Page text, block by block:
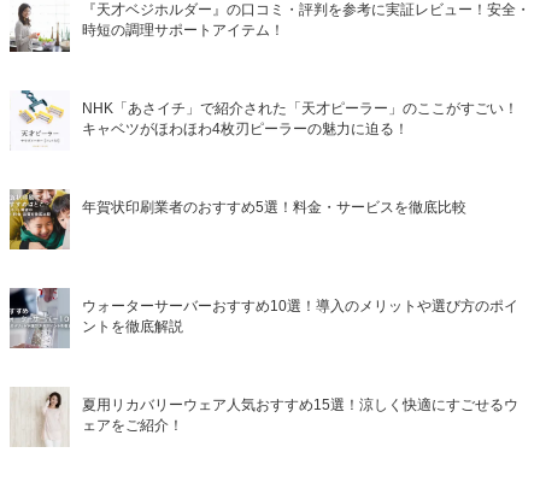
『天才ベジホルダー』の口コミ・評判を参考に実証レビュー！安全・
時短の調理サポートアイテム！
NHK「あさイチ」で紹介された「天才ピーラー」のここがすごい！
キャベツがほわほわ4枚刃ピーラーの魅力に迫る！
年賀状印刷業者のおすすめ5選！料金・サービスを徹底比較
ウォーターサーバーおすすめ10選！導入のメリットや選び方のポイ
ントを徹底解説
夏用リカバリーウェア人気おすすめ15選！涼しく快適にすごせるウ
ェアをご紹介！